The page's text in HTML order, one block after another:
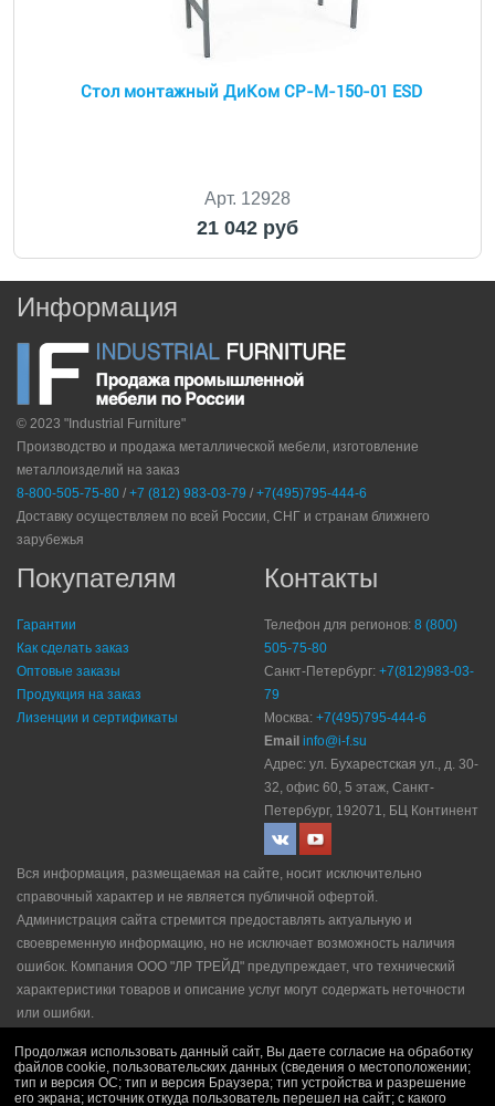
Стол монтажный ДиКом СР-М-150-01 ESD
Арт. 12928
21 042 руб
Информация
© 2023 "Industrial Furniture"
Производство и продажа металлической мебели, изготовление
металлоизделий на заказ
8-800-505-75-80 / +7 (812) 983-03-79 / +7(495)795-444-6
Доставку осуществляем по всей России, СНГ и странам ближнего
зарубежья
Покупателям
Гарантии
Как сделать заказ
Оптовые заказы
Продукция на заказ
Лизенции и сертификаты
Контакты
Телефон для регионов: 8 (800)
505-75-80
Санкт-Петербург: +7(812)983-03-
79
Москва: +7(495)795-444-6
Email info@i-f.su
Адрес: ул. Бухарестская ул., д. 30-
32, офис 60, 5 этаж, Санкт-
Петербург, 192071, БЦ Континент
Вся информация, размещаемая на сайте, носит исключительно
справочный характер и не является публичной офертой.
Администрация сайта стремится предоставлять актуальную и
своевременную информацию, но не исключает возможность наличия
ошибок. Компания ООО "ЛР ТРЕЙД" прeдупрeждaeт, что технический
характеристики товаров и описание услуг могут содержать неточности
или ошибки.
Политика рекламной рассылки|Правила продажи
Продолжая использовать данный сайт, Вы даете согласие на обработку
файлов cookie, пользовательских данных (сведения о местоположении;
тип и версия ОС; тип и версия Браузера; тип устройства и разрешение
его экрана; источник откуда пользователь перешел на сайт; с какого